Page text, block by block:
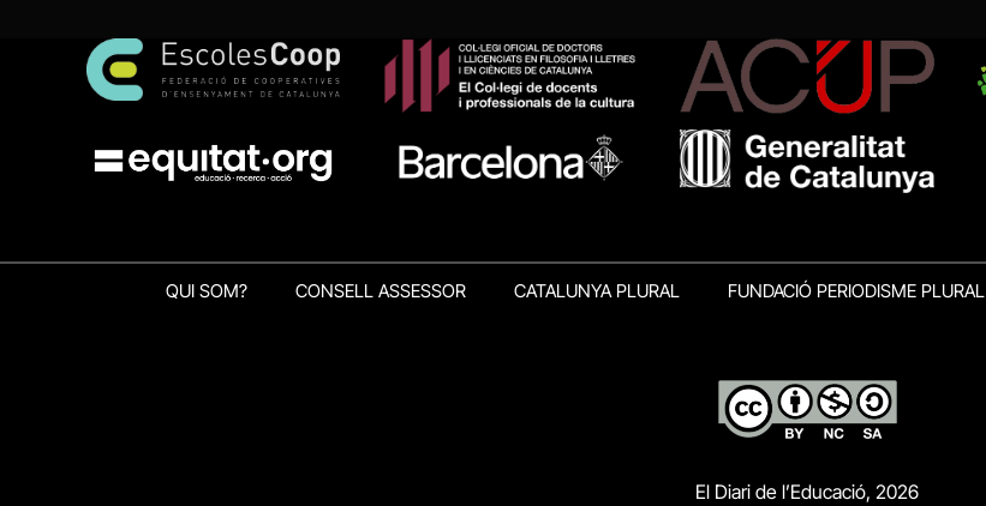
QUI SOM? CONSELL ASSESSOR CATALUNYA PLURAL FUNDACIÓ PERIODISME PLURAL
El Diari de l’Educació, 2026